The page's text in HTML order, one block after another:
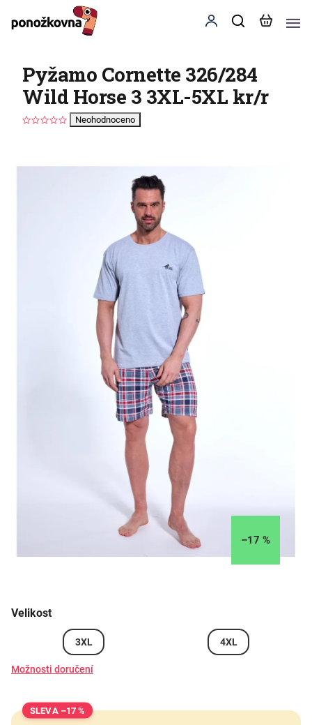
Pyžamo Cornette 326/284
Wild Horse 3 3XL-5XL kr/r
Neohodnoceno
–17 %
Velikost
3XL 4XL
Možnosti doručení
–17 %